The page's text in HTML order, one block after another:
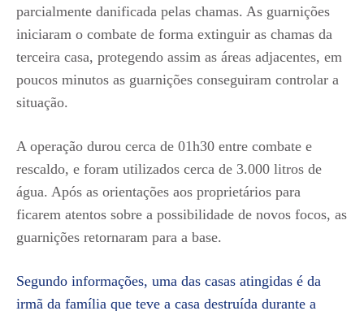
parcialmente danificada pelas chamas. As guarnições
iniciaram o combate de forma extinguir as chamas da
terceira casa, protegendo assim as áreas adjacentes, em
poucos minutos as guarnições conseguiram controlar a
situação.
A operação durou cerca de 01h30 entre combate e
rescaldo, e foram utilizados cerca de 3.000 litros de
água. Após as orientações aos proprietários para
ficarem atentos sobre a possibilidade de novos focos, as
guarnições retornaram para a base.
Segundo informações, uma das casas atingidas é da
irmã da família que teve a casa destruída durante a